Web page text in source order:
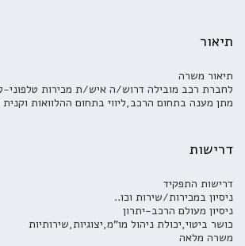
תיאור
תיאור משרה
לחברת רכב מובילה דרוש/ה איש/ת מכירות טלפוני-
מתן מענה בתחום הרכב,ליווי בתחום ההלוואות
דרישות
דרישות התפקיד
ניסיון במכירות/שירות וכו..
ניסיון מעולם הרכב-יתרון
כושר ביטוי,יכולת ניהול מו"מ,יצוגיות,שירותיות
משרה מלאה